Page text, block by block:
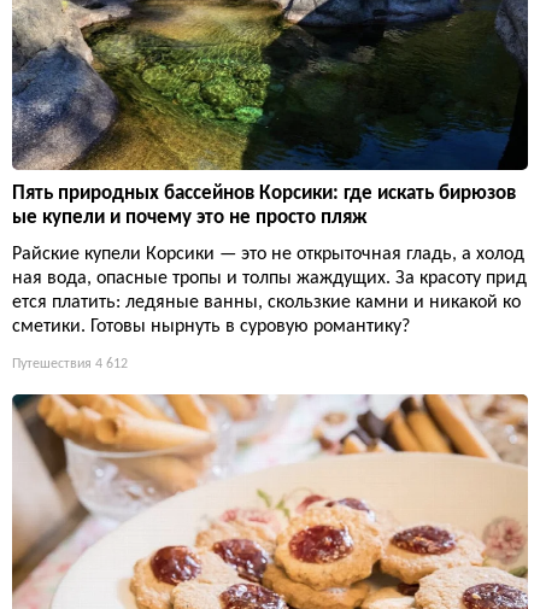
Пять природных бассейнов Корсики: где искать бирюзов
ые купели и почему это не просто пляж
Райские купели Корсики — это не открыточная гладь, а холод
ная вода, опасные тропы и толпы жаждущих. За красоту прид
ется платить: ледяные ванны, скользкие камни и никакой ко
сметики. Готовы нырнуть в суровую романтику?
Путешествия 4 612